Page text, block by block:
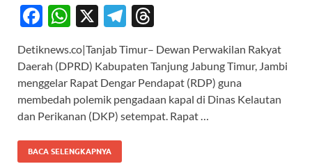
F
e
b
o
o
k
W
at
s
A
p
p
X
T
e
gr
a
m
e
a
ds
Detiknews.co|Tanjab Timur– Dewan Perwakilan Rakyat
Daerah (DPRD) Kabupaten Tanjung Jabung Timur, Jambi
menggelar Rapat Dengar Pendapat (RDP) guna
membedah polemik pengadaan kapal di Dinas Kelautan
dan Perikanan (DKP) setempat. Rapat …
BACA SELENGKAPNYA